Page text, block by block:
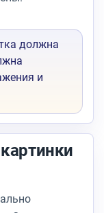
должна
и